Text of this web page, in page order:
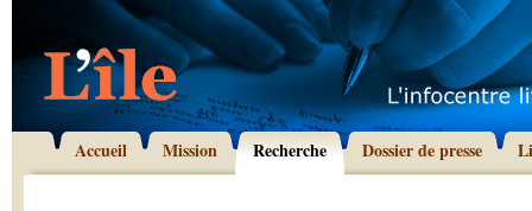
Accueil Mission Recherche Dossier de presse